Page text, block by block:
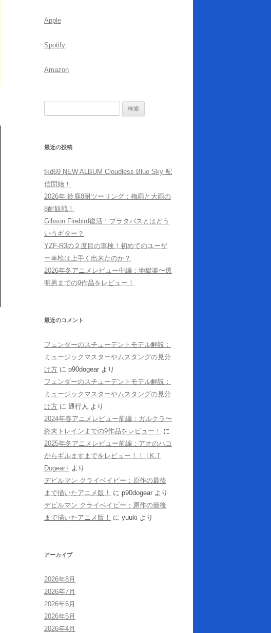
Apple
Spotify
Amazon
索:
最近の投稿
tkd69 NEW ALBUM Cloudless Blue Sky 配
信開始！
2026年 鈴鹿8耐ツーリング：梅雨と大雨の
8耐観戦！
Gibson Firebird復活！プラタパスとはどう
いうギター？
YZF-R3の２度目の車検！初めてのユーザ
ー車検は上手く出来たのか？
2026年冬アニメレビュー中編：地獄楽〜透
明男までの9作品をレビュー！
最近のコメント
フェンダーのスチューデントモデル解説：
ミュージックマスターやムスタングの見分
け方 に p90dogear より
フェンダーのスチューデントモデル解説：
ミュージックマスターやムスタングの見分
け方 に 通行人 より
2024年春アニメレビュー前編：ガルクラ〜
終末トレインまでの9作品をレビュー！
に
2025年冬アニメレビュー前編：アオのハコ
からギルますまでをレビュー！！ | K.T
Dogear+ より
デビルマン クライベイビー：原作の最後
まで描いたアニメ版！
に p90dogear より
デビルマン クライベイビー：原作の最後
まで描いたアニメ版！
に yuuki より
アーカイブ
2026年8月
2026年7月
2026年6月
2026年5月
2026年4月